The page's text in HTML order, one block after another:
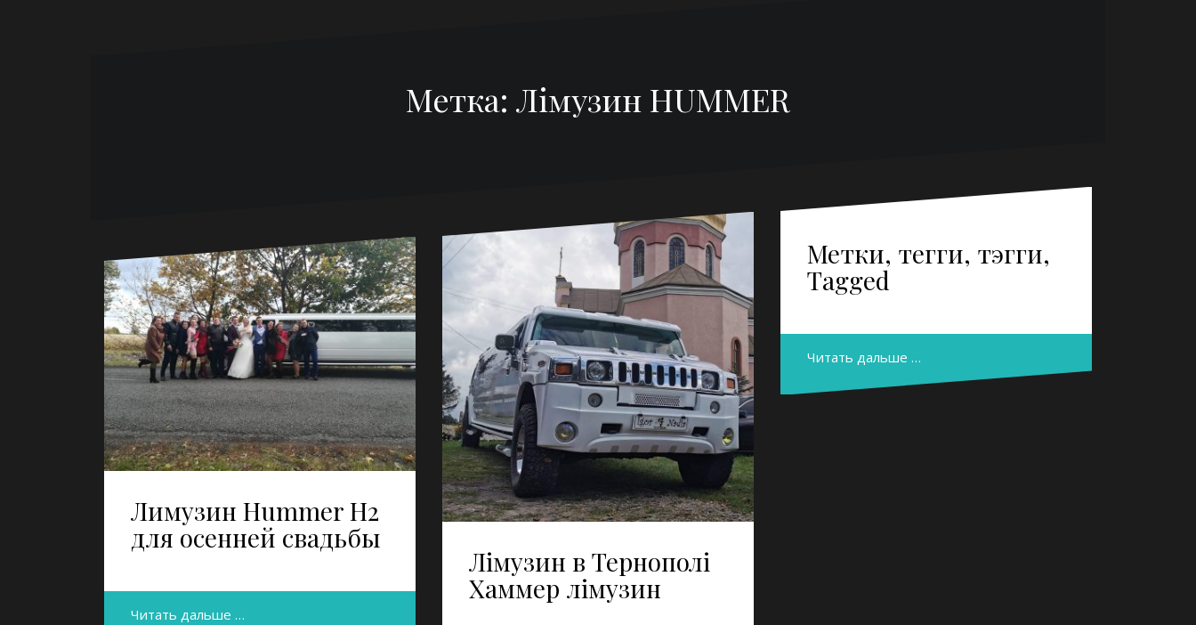
Метка: Лімузин HUMMER
Лимузин Hummer H2
для осенней свадьбы
Читать дальше …
Лімузин в Тернополі
Хаммер лімузин
Метки, тегги, тэгги,
Tagged
Читать дальше …